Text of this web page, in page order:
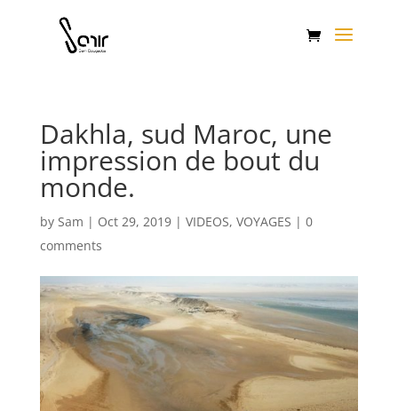
Dakhla, sud Maroc, une
impression de bout du
monde.
by Sam | Oct 29, 2019| VIDEOS, VOYAGES | 0
comments